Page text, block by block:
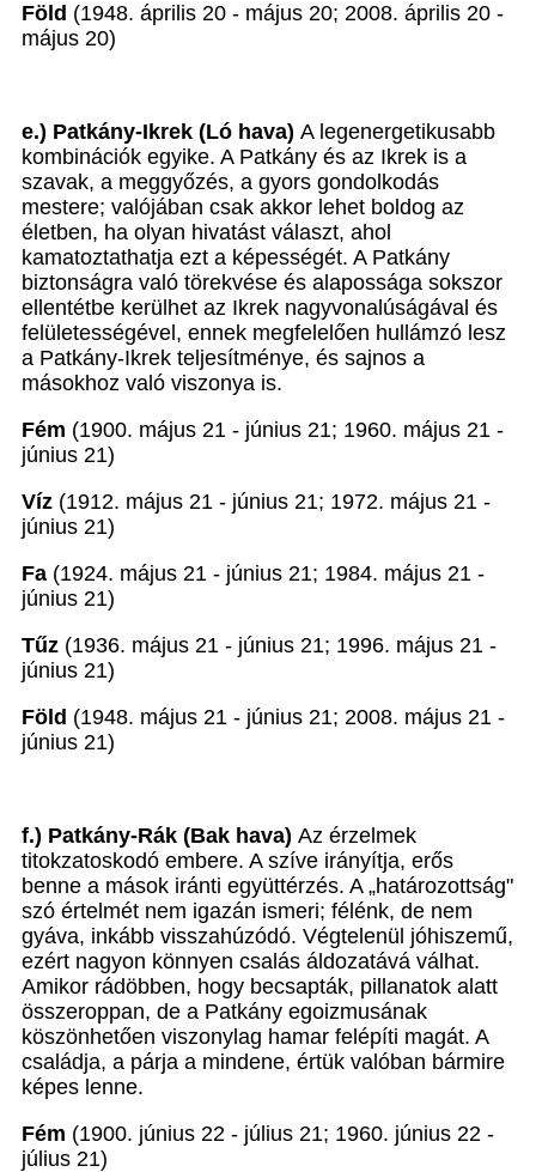
Föld (1948. április 20 - május 20; 2008. április 20 -
május 20)
e.) Patkány-Ikrek (Ló hava) A legenergetikusabb
kombinációk egyike. A Patkány és az Ikrek is a
szavak, a meggyőzés, a gyors gondolkodás
mestere; valójában csak akkor lehet boldog az
életben, ha olyan hivatást választ, ahol
kamatoztathatja ezt a képességét. A Patkány
biztonságra való törekvése és alapossága sokszor
ellentétbe kerülhet az Ikrek nagyvonalúságával és
felületességével, ennek megfelelően hullámzó lesz
a Patkány-Ikrek teljesítménye, és sajnos a
másokhoz való viszonya is.
Fém (1900. május 21 - június 21; 1960. május 21 -
június 21)
Víz (1912. május 21 - június 21; 1972. május 21 -
június 21)
Fa (1924. május 21 - június 21; 1984. május 21 -
június 21)
Tűz (1936. május 21 - június 21; 1996. május 21 -
június 21)
Föld (1948. május 21 - június 21; 2008. május 21 -
június 21)
f.) Patkány-Rák (Bak hava) Az érzelmek
titokzatoskodó embere. A szíve irányítja, erős
benne a mások iránti együttérzés. A „határozottság"
szó értelmét nem igazán ismeri; félénk, de nem
gyáva, inkább visszahúzódó. Végtelenül jóhiszemű,
ezért nagyon könnyen csalás áldozatává válhat.
Amikor rádöbben, hogy becsapták, pillanatok alatt
összeroppan, de a Patkány egoizmusának
köszönhetően viszonylag hamar felépíti magát. A
családja, a párja a mindene, értük valóban bármire
képes lenne.
Fém (1900. június 22 - július 21; 1960. június 22 -
július 21)